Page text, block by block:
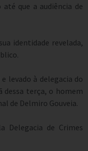
que a audiência de
identidade revelada,
levado à delegacia do
dessa terça, o homem
de Delmiro Gouveia.
Delegacia de Crimes